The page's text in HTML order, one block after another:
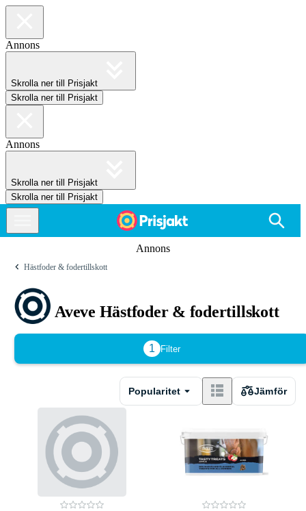
Annons
Skrolla ner till Prisjakt
Skrolla ner till Prisjakt
Annons
Skrolla ner till Prisjakt
Skrolla ner till Prisjakt
Annons
Hästfoder & fodertillskott
Aveve Hästfoder & fodertillskott
1 Filter
Popularitet Jämför